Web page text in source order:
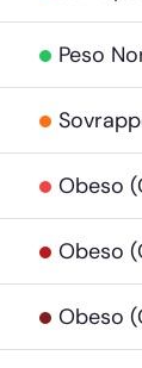
Peso
Obeso
Obeso
Obeso